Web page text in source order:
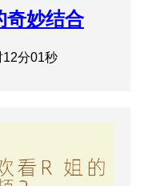
奇妙结合
12分01秒